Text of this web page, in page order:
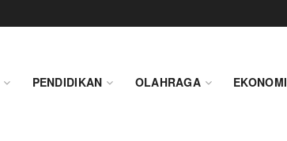
PENDIDIKAN OLAHRAGA EKONOMI